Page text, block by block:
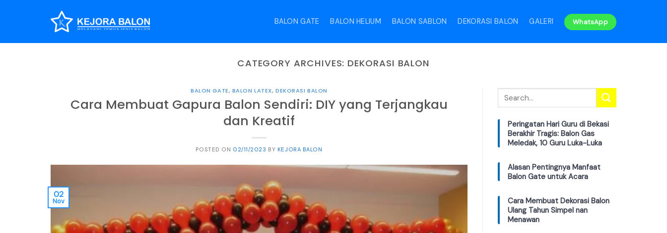
BALON GATE BALON HELIUM BALON SABLON DEKORASI BALON GALERI WhatsApp
CATEGORY ARCHIVES: DEKORASI BALON
BALON GATE, BALON LATEX,DEKORASI BALON
Cara Membuat Gapura Balon Sendiri: DIY yang Terjangkau
dan Kreatif
POSTED ON 02/11/2023 BY KEJORA BALON
02
Nov
Peringatan Hari Guru di Bekasi
Berakhir Tragis: Balon Gas
Meledak, 10 Guru Luka-Luka
Alasan Pentingnya Manfaat
Balon Gate untuk Acara
Cara Membuat Dekorasi Balon
Ulang Tahun Simpel nan
Menawan